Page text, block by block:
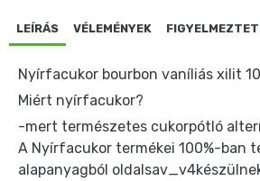
LEÍRÁS VÉLEMÉNYEK
Nyírfacukor bourbon vaníliás xilit
Miért nyírfacukor?
-mert természetes cukorpótló
A Nyírfacukor termékei 100%-ban
alapanyagból